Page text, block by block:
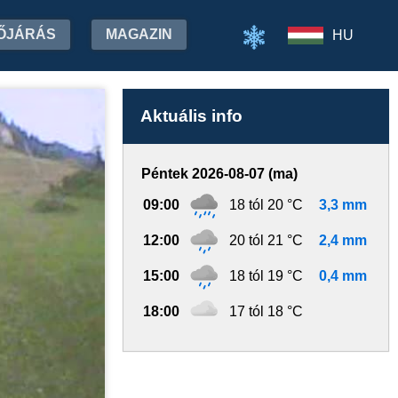
MAGAZIN HU
Aktuális info
Péntek 2026-08-07 (ma)
09:00 18 tól 20 °C 3,3 mm
12:00 20 tól 21 °C 2,4 mm
15:00 18 tól 19 °C 0,4 mm
18:00 17 tól 18 °C